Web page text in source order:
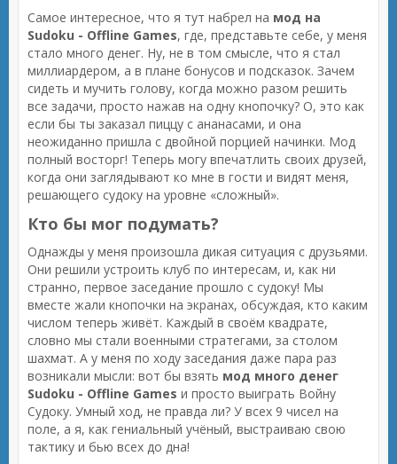
Самое интересное, что я тут набрел на мод на
Sudoku - Offline Games, где, представьте себе, у меня
стало много денег. Ну, не в том смысле, что я стал
миллиардером, а в плане бонусов и подсказок. Зачем
сидеть и мучить голову, когда можно разом решить
все задачи, просто нажав на одну кнопочку? О, это как
если бы ты заказал пиццу с ананасами, и она
неожиданно пришла с двойной порцией начинки. Мод
полный восторг! Теперь могу впечатлить своих друзей,
когда они заглядывают ко мне в гости и видят меня,
решающего судоку на уровне «сложный».
Кто бы мог подумать?
Однажды у меня произошла дикая ситуация с друзьями.
Они решили устроить клуб по интересам, и, как ни
странно, первое заседание прошло с судоку! Мы
вместе жали кнопочки на экранах, обсуждая, кто каким
числом теперь живёт. Каждый в своём квадрате,
словно мы стали военными стратегами, за столом
шахмат. А у меня по ходу заседания даже пара раз
возникали мысли: вот бы взять мод много денег
Sudoku - Offline Games и просто выиграть Войну
Судоку. Умный ход, не правда ли? У всех 9 чисел на
поле, а я, как гениальный учёный, выстраиваю свою
тактику и бью всех до дна!